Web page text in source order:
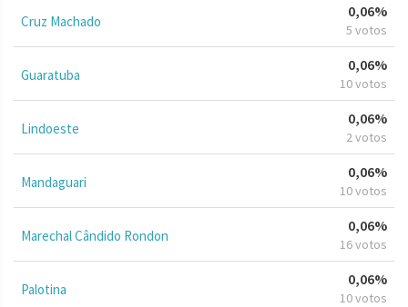
Cruz Machado
0,06%
5 votos
Guaratuba
0,06%
10 votos
Lindoeste
0,06%
2 votos
Mandaguari
0,06%
10 votos
Marechal Cândido Rondon
0,06%
16 votos
Palotina
0,06%
10 votos